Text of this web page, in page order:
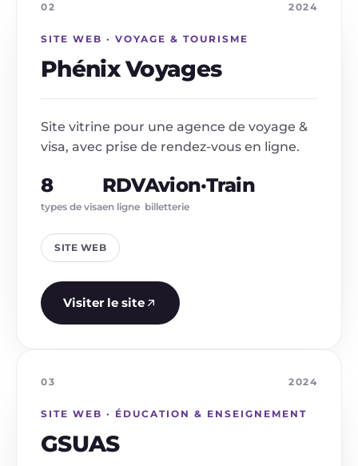
02 2024
SITE WEB · VOYAGE & TOURISME
Phénix Voyages
Site vitrine pour une agence de voyage &
visa, avec prise de rendez-vous en ligne.
8
types de visa
RDV
en ligne
Avion·Train
billetterie
SITE WEB
Visiter le site
03 2024
SITE WEB · ÉDUCATION & ENSEIGNEMENT
GSUAS